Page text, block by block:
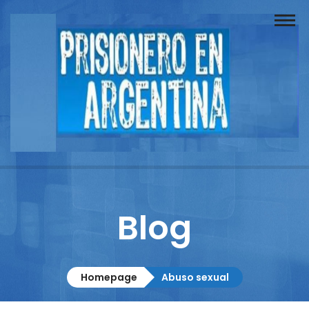
Buscador
Documentos
Columnistas
Contacto
Blog
Homepage Abuso sexual